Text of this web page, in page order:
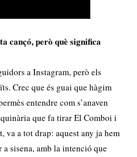
cançó, però què significa
a Instagram, però els
Crec que és guai que hàgim
entendre com s’anaven
que fa tirar El Comboi i
va a tot drap: aquest any ja hem
sisena, amb la intenció que